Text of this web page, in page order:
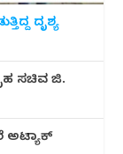
ದೃಶ್ಯ
ಸಚಿವ ಜಿ.
ಅಟ್ಯಾಕ್